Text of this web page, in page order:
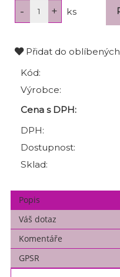
ks
Přidat do oblíbených
Kód:
Výrobce:
Cena s DPH:
DPH:
Dostupnost:
Sklad:
Popis
Váš dotaz
Komentáře
GPSR